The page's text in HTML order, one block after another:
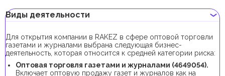
Виды деятельности
Для открытия компании в RAKEZ в сфере оптовой торговли
газетами и журналами выбрана следующая бизнес-
деятельность, которая относится к средней категории риска:
Оптовая торговля газетами и журналами (4649054).
Включает оптовую продажу газет и журналов как на